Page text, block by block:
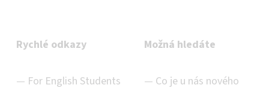
Rychlé odkazy
For English Students
Možná hledáte
Co je u nás nového